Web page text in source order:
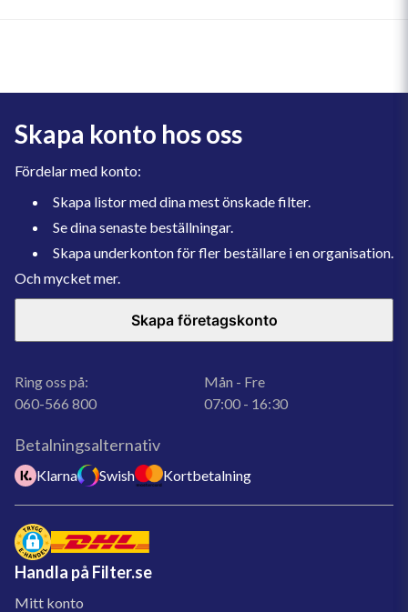
Skapa konto hos oss
Fördelar med konto:
Skapa listor med dina mest önskade filter.
Se dina senaste beställningar.
Skapa underkonton för fler beställare i en organisation.
Och mycket mer.
Skapa företagskonto
Ring oss på:
060-566 800
Mån - Fre
07:00 - 16:30
Betalningsalternativ
Klarna Swish Kortbetalning
Handla på Filter.se
Mitt konto